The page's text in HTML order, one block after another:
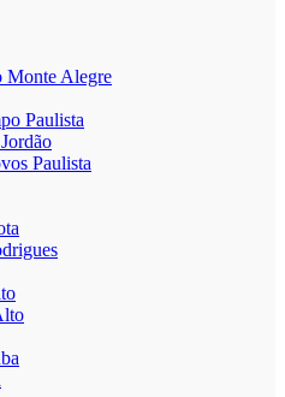
Monte Alegre
Paulista
Paulista